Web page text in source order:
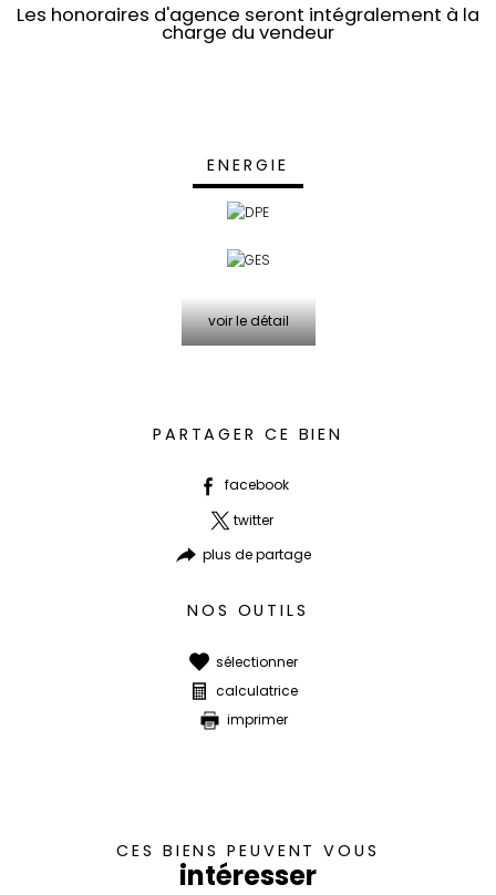
Les honoraires d'agence seront intégralement à la
charge du vendeur
ENERGIE
voir le détail
PARTAGER CE BIEN
facebook
twitter
plus de partage
NOS OUTILS
sélectionner
calculatrice
imprimer
CES BIENS PEUVENT VOUS
intéresser